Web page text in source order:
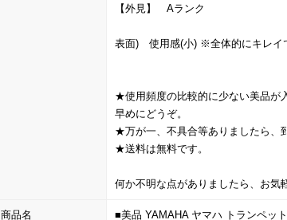
【外見】 Aランク
表面) 使用感(小) ※全体的にキレイ
★使用頻度の比較的に少ない美品が
早めにどうぞ。
★万が一、不具合等ありましたら、
★送料は無料です。
何か不明な点がありましたら、お気
商品名 ■美品 YAMAHA ヤマハ トランペッ